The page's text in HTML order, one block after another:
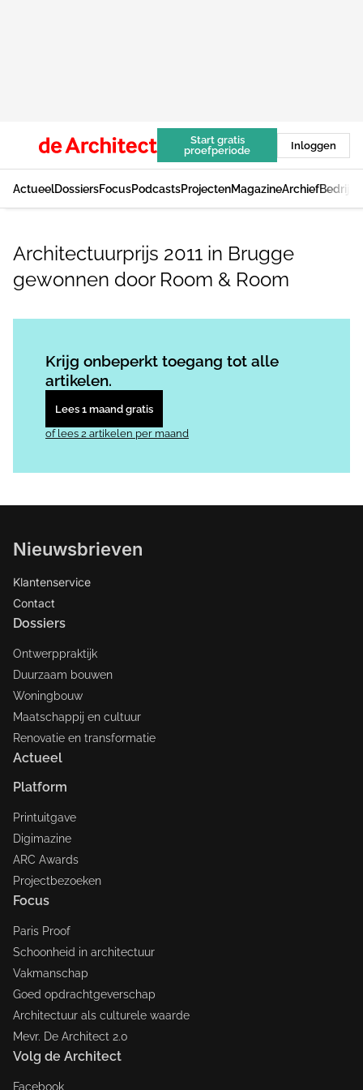
Start gratis
proefperiode
Inloggen
ActueelDossiersFocusPodcastsProjectenMagazineArchief
Architectuurprijs 2011 in Brugge
gewonnen door Room & Room
Krijg onbeperkt toegang tot alle
artikelen.
Lees 1 maand gratis
of lees 2 artikelen per maand
Nieuwsbrieven
Klantenservice
Contact
Dossiers
Ontwerppraktijk
Duurzaam bouwen
Woningbouw
Maatschappij en cultuur
Renovatie en transformatie
Actueel
Platform
Printuitgave
Digimazine
ARC Awards
Projectbezoeken
Focus
Paris Proof
Schoonheid in architectuur
Vakmanschap
Goed opdrachtgeverschap
Architectuur als culturele waarde
Mevr. De Architect 2.0
Volg de Architect
Facebook